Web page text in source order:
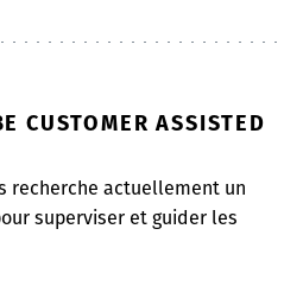
CUSTOMER ASSISTED
recherche actuellement un
superviser et guider les